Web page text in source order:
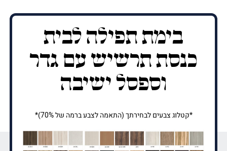
בימת תפילה לבית
כנסת תרשיש עם גדר
וספסל ישיבה
*קטלוג צבעים לבחירתך (התאמה לצבע ברמה של 70%)*